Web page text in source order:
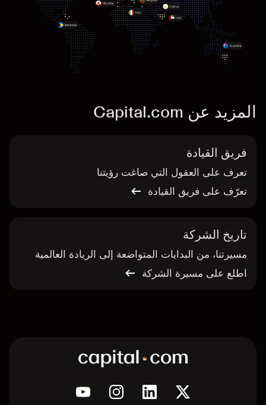
المزيد عن Capital.com
فريق القيادة
تعرف على العقول التي صاغت رؤيتنا
تعرّف على فريق القيادة
تاريخ الشركة
مسيرتنا، من البدايات المتواضعة إلى الريادة العالمية
اطلع على مسيرة الشركة